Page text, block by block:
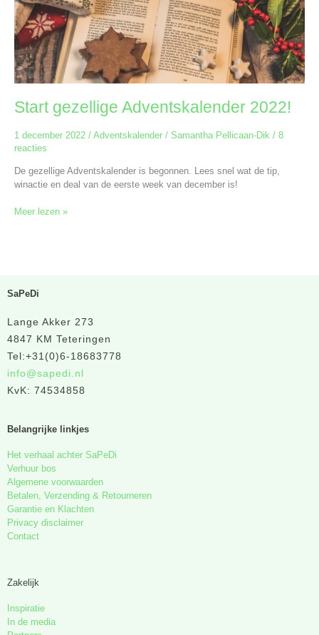
Start gezellige Adventskalender 2022!
1 december 2022 / Adventskalender/ Samantha Pellicaan-Dik / 8
reacties
De gezellige Adventskalender is begonnen. Lees snel wat de tip,
winactie en deal van de eerste week van december is!
Meer lezen »
SaPeDi
Lange Akker 273
4847 KM Teteringen
Tel:+31(0)6-18683778
info@sapedi.nl
KvK: 74534858
Belangrijke linkjes
Het verhaal achter SaPeDi
Verhuur bos
Algemene voorwaarden
Betalen, Verzending & Retourneren
Garantie en Klachten
Privacy disclaimer
Contact
Zakelijk
Inspiratie
In de media